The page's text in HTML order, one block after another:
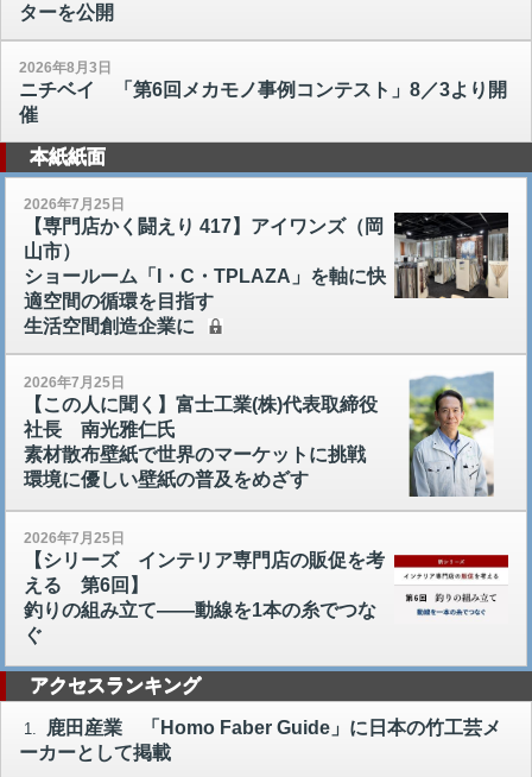
ターを公開
2026年8月3日
ニチベイ 「第6回メカモノ事例コンテスト」8／3より開
催
本紙紙面
2026年7月25日
【専門店かく闘えり 417】アイワンズ（岡
山市）
ショールーム「I・C・TPLAZA」を軸に快
適空間の循環を目指す
生活空間創造企業に
2026年7月25日
【この人に聞く】富士工業(株)代表取締役
社長 南光雅仁氏
素材散布壁紙で世界のマーケットに挑戦
環境に優しい壁紙の普及をめざす
2026年7月25日
【シリーズ インテリア専門店の販促を考
える 第6回】
釣りの組み立て――動線を1本の糸でつな
ぐ
アクセスランキング
1.
鹿田産業 「Homo Faber Guide」に日本の竹工芸メ
ーカーとして掲載